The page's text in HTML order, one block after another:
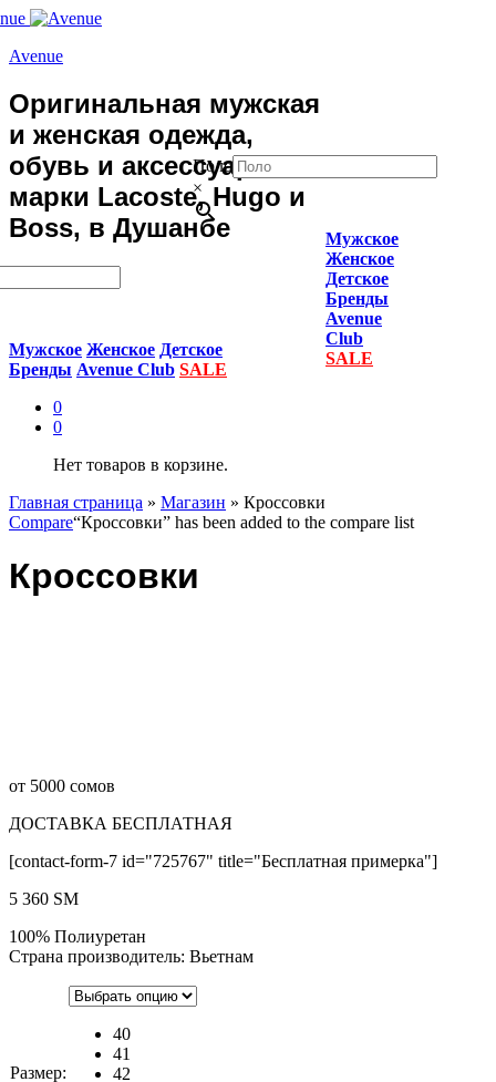
Avenue
Оригинальная мужская
и женская одежда,
обувь и аксессуары
марки Lacoste, Hugo и
Boss, в Душанбе
Мужское Женское Детское
Бренды Avenue Club SALE
0
0
Нет товаров в корзине.
Поло
×
Мужское
Женское
Детское
Бренды
Avenue
Club
SALE
Главная страница » Магазин » Кроссовки
Compare“Кроссовки” has been added to the compare list
Кроссовки
от 5000 сомов
ДОСТАВКА БЕСПЛАТНАЯ
[contact-form-7 id="725767" title="Бесплатная примерка"]
5 360 ЅМ
100% Полиуретан
Страна производитель: Вьетнам
Размер:
40
41
42